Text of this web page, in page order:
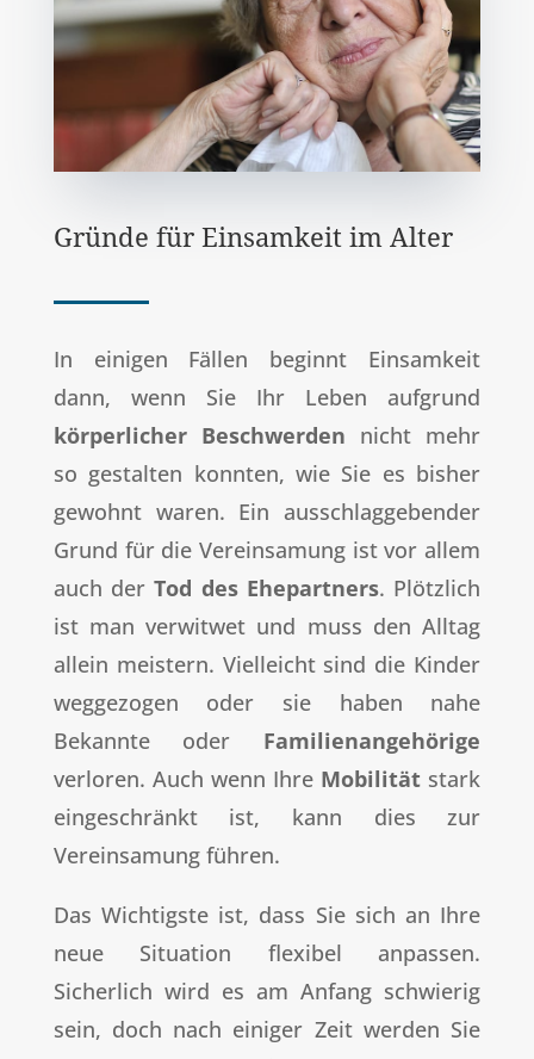
Gründe für Einsamkeit im Alter
In einigen Fällen beginnt Einsamkeit
dann, wenn Sie Ihr Leben aufgrund
körperlicher Beschwerden nicht mehr
so gestalten konnten, wie Sie es bisher
gewohnt waren. Ein ausschlaggebender
Grund für die Vereinsamung ist vor allem
auch derTod des Ehepartners. Plötzlich
ist man verwitwet und muss den Alltag
allein meistern. Vielleicht sind die Kinder
weggezogen oder sie haben nahe
Bekannte oder Familienangehörige
verloren. Auch wenn Ihre Mobilität stark
eingeschränkt ist, kann dies zur
Vereinsamung führen.
Das Wichtigste ist, dass Sie sich an Ihre
neue Situation flexibel anpassen.
Sicherlich wird es am Anfang schwierig
sein, doch nach einiger Zeit werden Sie